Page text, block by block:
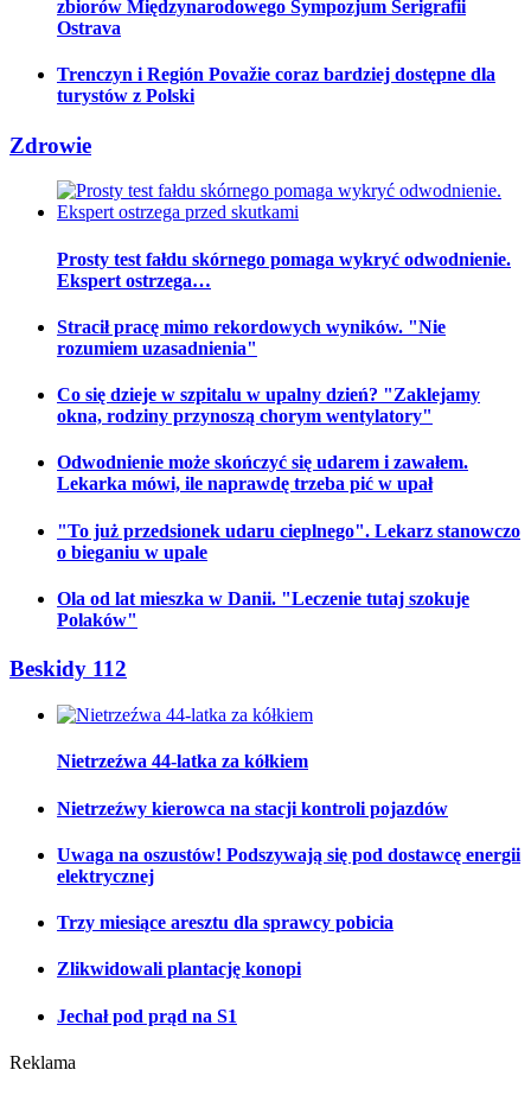
zbiorów Międzynarodowego Sympozjum Serigrafii
Ostrava
Trenczyn i Región Považie coraz bardziej dostępne dla
turystów z Polski
Zdrowie
Prosty test fałdu skórnego pomaga wykryć odwodnienie.
Ekspert ostrzega…
Stracił pracę mimo rekordowych wyników. "Nie
rozumiem uzasadnienia"
Co się dzieje w szpitalu w upalny dzień? "Zaklejamy
okna, rodziny przynoszą chorym wentylatory"
Odwodnienie może skończyć się udarem i zawałem.
Lekarka mówi, ile naprawdę trzeba pić w upał
"To już przedsionek udaru cieplnego". Lekarz stanowczo
o bieganiu w upale
Ola od lat mieszka w Danii. "Leczenie tutaj szokuje
Polaków"
Beskidy 112
Nietrzeźwa 44-latka za kółkiem
Nietrzeźwy kierowca na stacji kontroli pojazdów
Uwaga na oszustów! Podszywają się pod dostawcę energii
elektrycznej
Trzy miesiące aresztu dla sprawcy pobicia
Zlikwidowali plantację konopi
Jechał pod prąd na S1
Reklama